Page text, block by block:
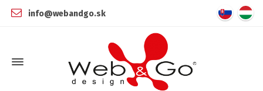
info@webandgo.sk